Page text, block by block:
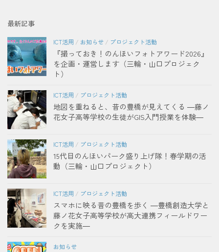
最新記事
ICT活用 / お知らせ / プロジェクト活動
『撮っておき！のんほいフォトアワード2026』
を企画・運営します（三輪・山口プロジェク
ト）
ICT活用 / プロジェクト活動
地図を重ねると、昔の豊橋が見えてくる ―藤ノ
花女子高等学校の生徒がGIS入門授業を体験―
ICT活用 / プロジェクト活動
15代目のんほいパーク盛り上げ隊！春学期の活
動（三輪・山口プロジェクト）
ICT活用 / プロジェクト活動
スマホに映る昔の豊橋を歩く ―豊橋創造大学と
藤ノ花女子高等学校が高大連携フィールドワー
クを実施―
お知らせ